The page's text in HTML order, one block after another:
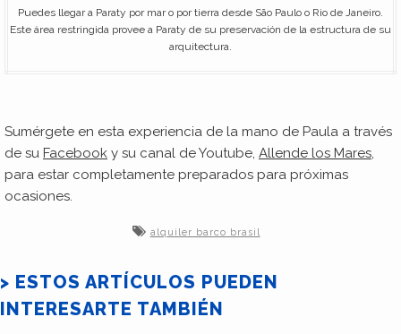
Puedes llegar a Paraty por mar o por tierra desde São Paulo o Rio de Janeiro.
Este área restringida provee a Paraty de su preservación de la estructura de su
arquitectura.
Sumérgete en esta experiencia de la mano de Paula a través
de su Facebook y su canal de Youtube, Allende los Mares,
para estar completamente preparados para próximas
ocasiones.
alquiler barco brasil
> ESTOS ARTÍCULOS PUEDEN
INTERESARTE TAMBIÉN